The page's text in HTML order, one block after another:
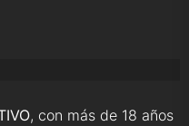
, con más de 18 años